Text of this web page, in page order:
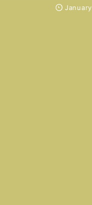
January